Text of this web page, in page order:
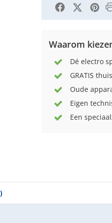
Facebook
X-
Waarom
Dé electro
GRATIS
Oude
Eigen
Een